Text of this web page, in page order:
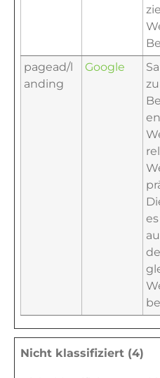
pagead/l
anding
Google
Nicht klassifiziert (4)